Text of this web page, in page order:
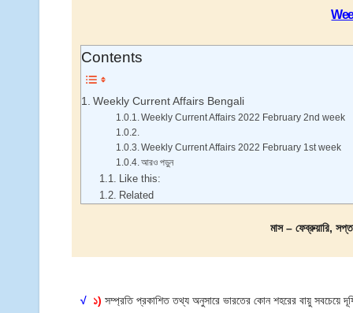
Contents
Weekly Current Affairs Bengali
Weekly Current Affairs 2022 February 2nd week
Weekly Current Affairs 2022 February 1st week
আরও পড়ুন
Like this:
Related
মাস – ফেব্রুয়ারি,
√ ১) সম্প্রতি প্রকাশিত তথ্য অনুসারে ভারতের কোন শহরের বায়ু সবচেয়ে